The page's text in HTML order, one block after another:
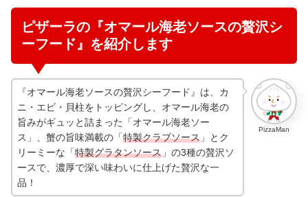
ピザーラの『オマール海老ソースの贅沢シ
ーフード』を紹介します
PizzaMan
『オマール海老ソースの贅沢シーフード』は、カ
ニ・エビ・貝柱をトッピングし、オマール海老の
旨みがギュッと詰まった「オマール海老ソー
ス」、蟹の旨味満載の「特製クラブソース 」とク
リーミーな「特製グラタンソース 」の3種の贅沢ソ
ースで、濃厚で深い味わいに仕上げた贅沢な一
品！